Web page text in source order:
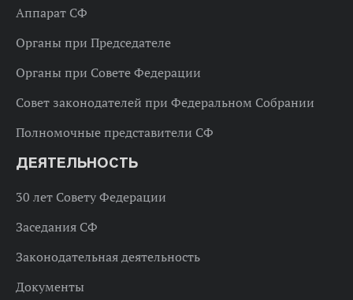
Аппарат СФ
Органы при Председателе
Органы при Совете Федерации
Совет законодателей при Федеральном Собрании
Полномочные представители СФ
ДЕЯТЕЛЬНОСТЬ
30 лет Совету Федерации
Заседания СФ
Законодательная деятельность
Документы